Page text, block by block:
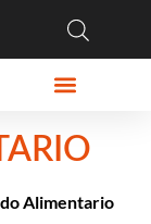
Alimentario